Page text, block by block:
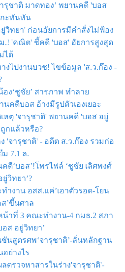
รุชาติ มาดทอง’ พยานคดี 'บอส
กะทันหัน
วิทยา' ก่อนอัยการมีคำสั่งไม่ฟ้อง
.! 'คณิต' ชี้คดี 'บอส' อัยการสูงสุด
ได้
งไปงานบวช! ไขข้อมูล 'ส.ว.ก๊อง -
ง‘ชูชัย’ สารภาพ ทำลาย
นคดีบอส อ้างมีรูปตัวเองเยอะ
หตุ 'จารุชาติ' พยานคดี 'บอส อยู่
กแล้วหรือ?
'จารุชาติ' - อดีต ส.ว.ก๊อง รวมก่อ
ม 7.1 ล.
ดี‘บอส’!โพรไฟล์ ‘ชูชัย เลิศพงศ์
ยู่วิทยา’?
งาน อสส.แค่’เอาตัวรอด-โยน
ส’ขึ้นศาล
น้าที่ 3 คณะทำงาน-4 กมธ.2 สภา
ส อยู่วิทยา’
นสูตรศพ‘จารุชาติ’-ลั่นหลักฐาน
อย่างไร
ลตรวจหาสารในร่าง'จารุชาติ'-